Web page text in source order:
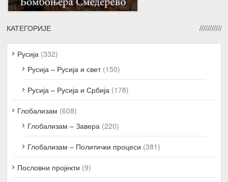
КАТЕГОРИЈЕ
Русија (332)
Русија – Русија и свет(150)
Русија – Русија и Србија (178)
Глобализам (608)
Глобализам – Завера (220)
Глобализам – Политички процеси (381)
Пословни пројекти (9)